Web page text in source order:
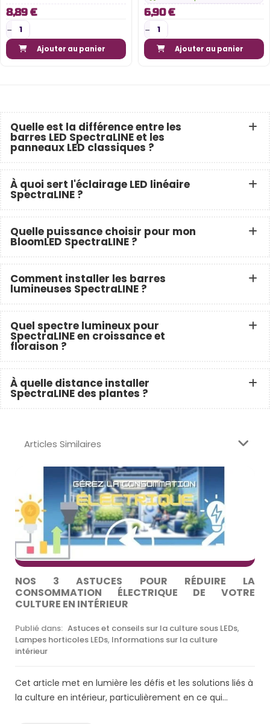
8,89 €
Ajouter au panier
6,90 €
Ajouter au panier
Quelle est la différence entre les
barres LED SpectraLINE et les
panneaux LED classiques ?
À quoi sert l'éclairage LED linéaire
SpectraLINE ?
Quelle puissance choisir pour mon
BloomLED SpectraLINE ?
Comment installer les barres
lumineuses SpectraLINE ?
Quel spectre lumineux pour
SpectraLINE en croissance et
floraison ?
À quelle distance installer
SpectraLINE des plantes ?
Articles Similaires
NOS 3 ASTUCES POUR RÉDUIRE LA
CONSOMMATION ÉLECTRIQUE DE VOTRE
CULTURE EN INTÉRIEUR
Publié dans: Astuces et conseils sur la culture sous LEDs,
Lampes horticoles LEDs, Informations sur la culture
intérieur
Cet article met en lumière les défis et les solutions liés à
la culture en intérieur, particulièrement en ce qui...